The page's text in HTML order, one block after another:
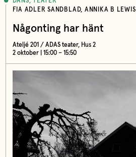
FIA ADLER SANDBLAD, ANNIKA B LEWIS
Någonting har hänt
Ateljé 201 / ADAS teater, Hus 2
2 oktober | 15:00 – 15:50